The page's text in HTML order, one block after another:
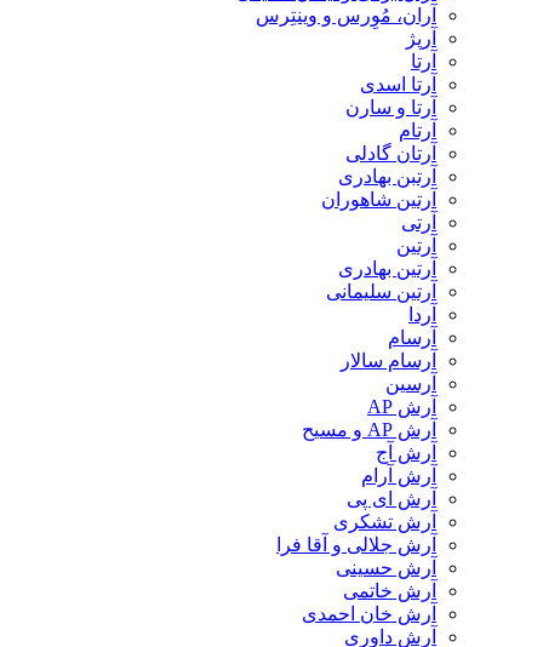
آران، مُوِرس و وینتِرس
آرپژ
آرتا
آرتا اسدی
آرتا و سارن
آرتام
آرتان گادلی
آرتبن بهادری
آرتين شاهوران
آرتی
آرتین
آرتین بهادری
آرتین سلیمانی
آردا
آرسام
آرسام سالار
آرسین
آرش AP
آرش AP و مسیح
آرش آج
آرش آرام
آرش ای پی
آرش تشکری
آرش جلالی و آقا فرا
آرش حسینی
آرش خاتمی
آرش خان احمدی
آرش داوری